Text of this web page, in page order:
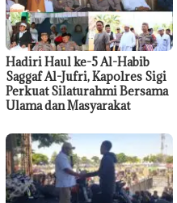
Hadiri Haul ke-5 Al-Habib
Saggaf Al-Jufri, Kapolres Sigi
Perkuat Silaturahmi Bersama
Ulama dan Masyarakat